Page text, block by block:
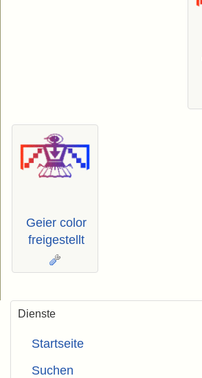
Geier color
freigestellt
Dienste
Startseite
Suchen